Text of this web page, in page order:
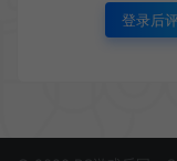
登录后